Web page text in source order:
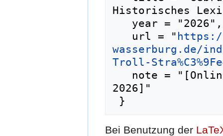
Historisches
   url = "
wasserburg.de/
Troll-
2026]"
Bei Benutzung der